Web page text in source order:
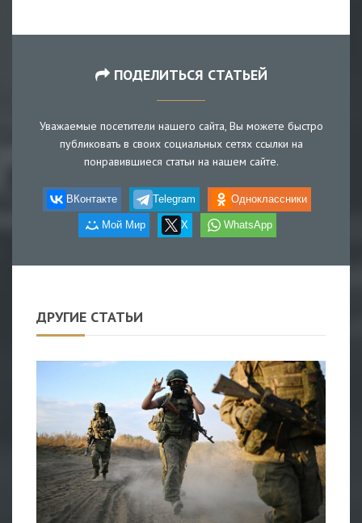
ПОДЕЛИТЬСЯ СТАТЬЕЙ
Уважаемые посетители нашего сайта, Вы можете быстро
публиковать в своих социальных сетях ссылки на
понравившиеся статьи на нашем сайте.
ВКонтакте Telegram Одноклассники
Мой Мир X WhatsApp
ДРУГИЕ СТАТЬИ